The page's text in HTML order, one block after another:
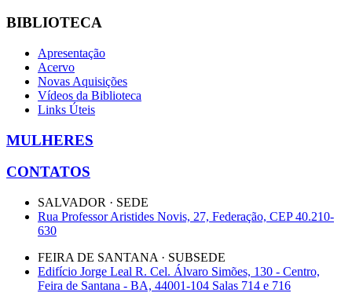
BIBLIOTECA
Apresentação
Acervo
Novas Aquisições
Vídeos da Biblioteca
Links Úteis
MULHERES
CONTATOS
SALVADOR · SEDE
Rua Professor Aristides Novis, 27, Federação, CEP 40.210-
630
FEIRA DE SANTANA · SUBSEDE
Edifício Jorge Leal R. Cel. Álvaro Simões, 130 - Centro,
Feira de Santana - BA, 44001-104 Salas 714 e 716